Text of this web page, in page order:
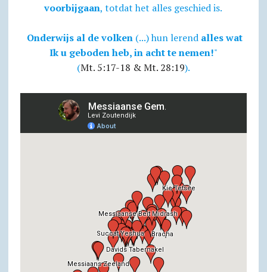
voorbijgaan, totdat het alles geschied is.
Onderwijs al de volken(...) hun lerend alles wat
Ik u geboden heb, in acht te nemen!"
(Mt. 5:17-18 & Mt. 28:19).